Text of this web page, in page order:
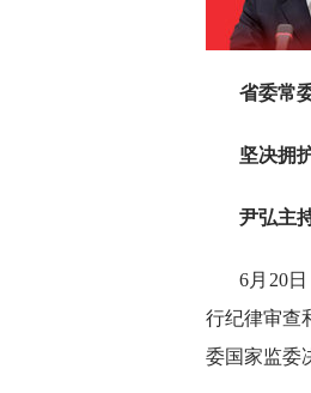
省委常
坚决拥
尹弘主
6月20
行纪律审查
委国家监委